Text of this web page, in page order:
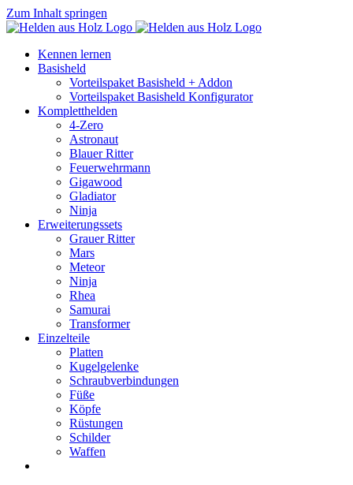
Zum Inhalt springen
Kennen lernen
Basisheld
Vorteilspaket Basisheld + Addon
Vorteilspaket Basisheld Konfigurator
Kompletthelden
4-Zero
Astronaut
Blauer Ritter
Feuerwehrmann
Gigawood
Gladiator
Ninja
Erweiterungssets
Grauer Ritter
Mars
Meteor
Ninja
Rhea
Samurai
Transformer
Einzelteile
Platten
Kugelgelenke
Schraubverbindungen
Füße
Köpfe
Rüstungen
Schilder
Waffen